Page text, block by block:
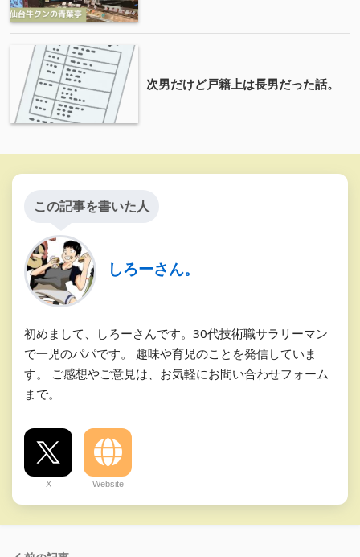
次男だけど戸籍上は長男だった話。
この記事を書いた人
しろーさん。
初めまして、しろーさんです。30代技術職サラリーマン
で一児のパパです。 趣味や育児のことを発信していま
す。 ご感想やご意見は、お気軽にお問い合わせフォーム
まで。
X Website